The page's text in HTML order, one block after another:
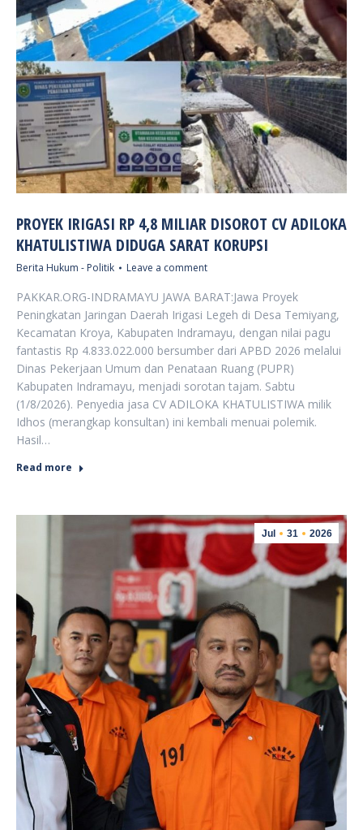
PROYEK IRIGASI RP 4,8 MILIAR DISOROT CV ADILOKA
KHATULISTIWA DIDUGA SARAT KORUPSI
Berita Hukum - Politik Leave a comment
PAKKAR.ORG-INDRAMAYU JAWA BARAT:Jawa Proyek
Peningkatan Jaringan Daerah Irigasi Legeh di Desa Temiyang,
Kecamatan Kroya, Kabupaten Indramayu, dengan nilai pagu
fantastis Rp 4.833.022.000 bersumber dari APBD 2026 melalui
Dinas Pekerjaan Umum dan Penataan Ruang (PUPR)
Kabupaten Indramayu, menjadi sorotan tajam. Sabtu
(1/8/2026). Penyedia jasa CV ADILOKA KHATULISTIWA milik
Idhos (merangkap konsultan) ini kembali menuai polemik.
Hasil…
Read more
Jul 31 2026